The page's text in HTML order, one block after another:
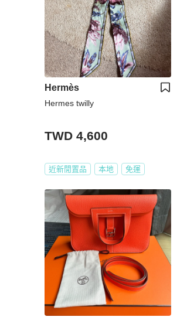
Hermès
Hermes twilly
TWD 4,600
近新閒置品 本地 免運